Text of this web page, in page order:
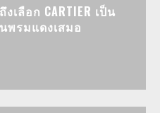
งเลือก CARTIER เป็น
พรมแดงเสมอ